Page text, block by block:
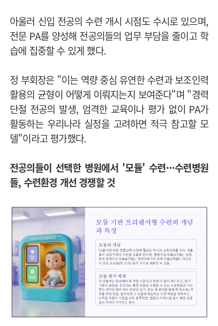
아울러 신입 전공의 수련 개시 시점도 수시로 있으며,
전문 PA를 양성해 전공의들의 업무 부담을 줄이고 학
습에 집중할 수 있게 했다.
정 부회장은 "이는 역량 중심 유연한 수련과 보조인력
활용의 균형이 어떻게 이뤄지는지 보여준다"며 "경력
단절 전공의 발생, 엄격한 교육이나 평가 없이 PA가
활동하는 우리나라 실정을 고려하면 적극 참고할 모
델"이라고 평가했다.
전공의들이 선택한 병원에서 '모듈' 수련···수련병원
들, 수련환경 개선 경쟁할 것